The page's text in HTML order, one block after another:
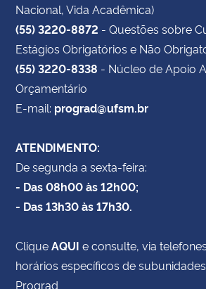
Nacional, Vida Acadêmica)
(55) 3220-8872 - Questões sobre
Estágios Obrigatórios e Não
(55) 3220-8338 - Núcleo de Apoio
Orçamentário
E-mail: prograd@ufsm.br
ATENDIMENTO:
De segunda a sexta-feira:
- Das 08h00 às 12h00;
- Das 13h30 às 17h30.
CliqueAQUI e consulte, via
horários específicos de
Prograd